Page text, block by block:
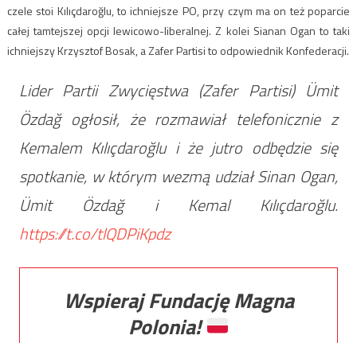
czele stoi Kılıçdaroğlu, to ichniejsze PO, przy czym ma on też poparcie
całej tamtejszej opcji lewicowo-liberalnej. Z kolei Sianan Ogan to taki
ichniejszy Krzysztof Bosak, a Zafer Partisi to odpowiednik Konfederacji.
Lider Partii Zwycięstwa (Zafer Partisi) Ümit
Özdağ ogłosił, że rozmawiał telefonicznie z
Kemalem Kılıçdaroğlu i że jutro odbędzie się
spotkanie, w którym wezmą udział Sinan Ogan,
Ümit Özdağ i Kemal Kılıçdaroğlu.
https://t.co/tlQDPiKpdz
Wspieraj Fundację Magna
Polonia!